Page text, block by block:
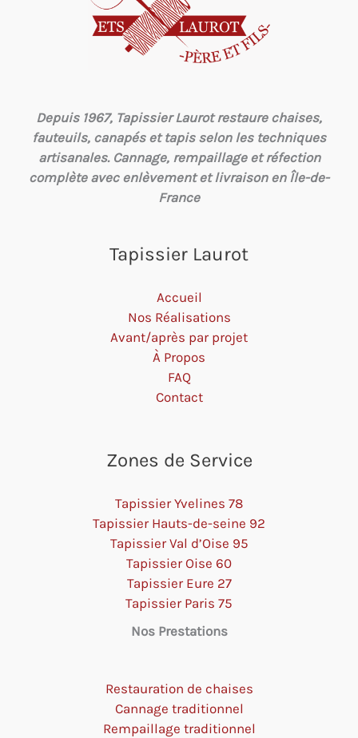
Depuis 1967, Tapissier Laurot restaure chaises,
fauteuils, canapés et tapis selon les techniques
artisanales. Cannage, rempaillage et réfection
complète avec enlèvement et livraison en Île-de-
France
Tapissier Laurot
Accueil
Nos Réalisations
Avant/après par projet
À Propos
FAQ
Contact
Zones de Service
Tapissier Yvelines 78
Tapissier Hauts-de-seine 92
Tapissier Val d’Oise 95
Tapissier Oise 60
Tapissier Eure 27
Tapissier Paris 75
Nos Prestations
Restauration de chaises
Cannage traditionnel
Rempaillage traditionnel